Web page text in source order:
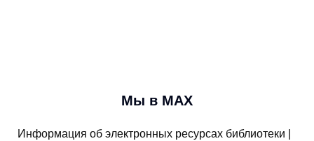
Мы в МАХ
Информация об электронных ресурсах библиотеки |